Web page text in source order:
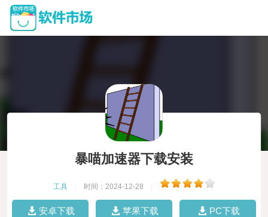
暴喵加速器下载安装
工具 时间：2024-12-28
安卓下载 苹果下载 PC下载